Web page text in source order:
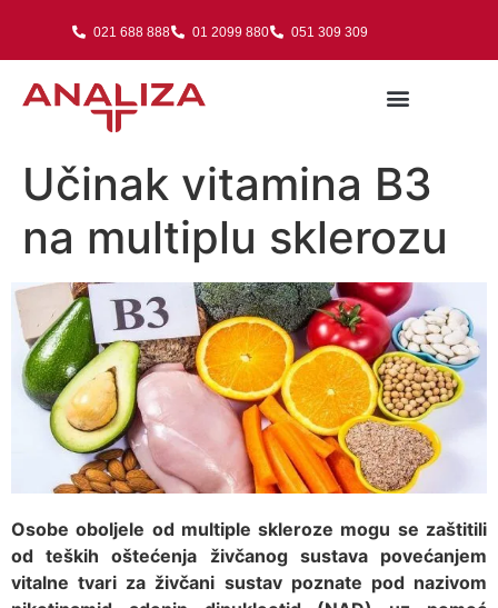
021 688 888 01 2099 880 051 309 309
Učinak vitamina B3
na multiplu sklerozu
Osobe oboljele od multiple skleroze mogu se zaštitili
od teških oštećenja živčanog sustava povećanjem
vitalne tvari za živčani sustav poznate pod nazivom